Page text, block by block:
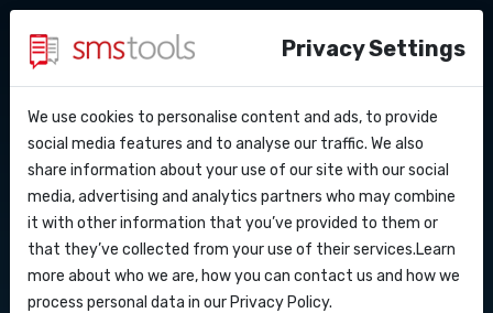
API Docs
Webhooks
Integraties
Waarom smstools?
Blog
Service level agreement
Contact
Een offerte aanvragen
Bulk SMS marketing
versturen naar
Bulk SMS versturen naar . Sms Marketing .
Privacy Settings
We use cookies to personalise content and ads, to provide
social media features and to analyse our traffic. We also
share information about your use of our site with our social
media, advertising and analytics partners who may combine
it with other information that you’ve provided to them or
that they’ve collected from your use of their services.Learn
more about who we are, how you can contact us and how we
process personal data in our Privacy Policy.